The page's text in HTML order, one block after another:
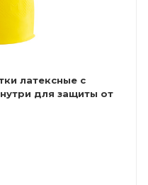
латексные с
для защиты от